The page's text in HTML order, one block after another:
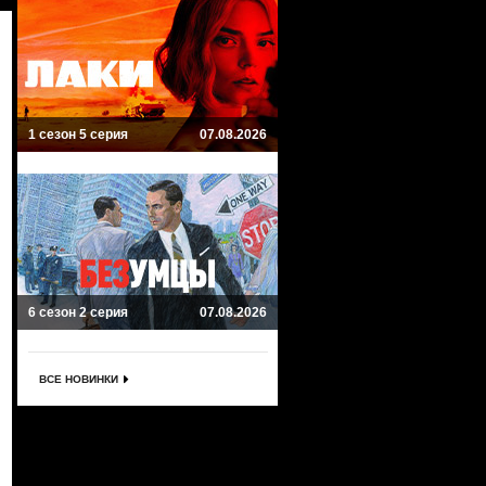
1 сезон 5 серия 07.08.2026
6 сезон 2 серия 07.08.2026
ВСЕ НОВИНКИ